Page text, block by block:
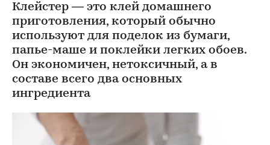
Клейстер — это клей домашнего
приготовления, который обычно
используют для поделок из бумаги,
папье-маше и поклейки легких обоев.
Он экономичен, нетоксичный, а в
составе всего два основных
ингредиента